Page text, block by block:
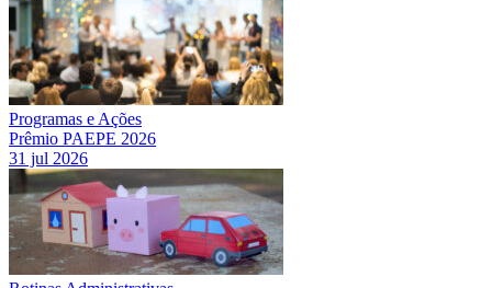
Programas e Ações
Prêmio PAEPE 2026
31 jul 2026